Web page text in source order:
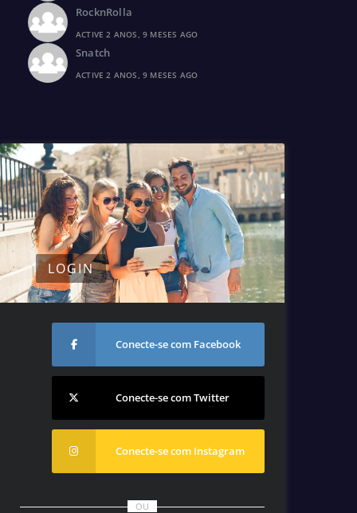
RocknRolla
ACTIVE 2 ANOS, 9 MESES AGO
Snatch
ACTIVE 2 ANOS, 9 MESES AGO
LOGIN
Conecte-se com Facebook
Conecte-se com Twitter
Conecte-se com Instagram
OU